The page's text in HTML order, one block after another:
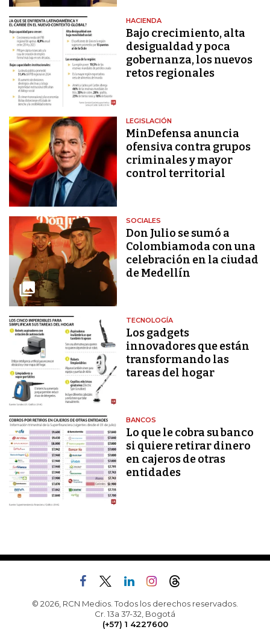
HACIENDA
Bajo crecimiento, alta
desigualdad y poca
gobernanza, los nuevos
retos regionales
LEGISLACIÓN
MinDefensa anuncia
ofensiva contra grupos
criminales y mayor
control territorial
SOCIALES
Don Julio se sumó a
Colombiamoda con una
celebración en la ciudad
de Medellín
TECNOLOGÍA
Los gadgets
innovadores que están
transformando las
tareas del hogar
BANCOS
Lo que le cobra su banco
si quiere retirar dinero
en cajeros de otras
entidades
© 2026, RCN Medios. Todos los derechos reservados.
Cr. 13a 37-32, Bogotá
(+57) 1 4227600